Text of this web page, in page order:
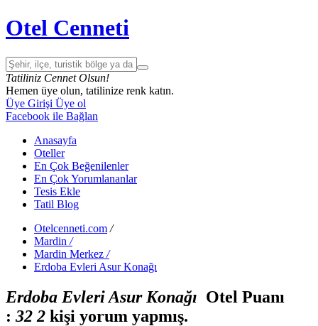
Otel Cenneti
Tatiliniz Cennet Olsun!
Hemen üye olun, tatilinize renk katın.
Üye Girişi Üye ol
Facebook ile Bağlan
Anasayfa
Oteller
En Çok Beğenilenler
En Çok Yorumlananlar
Tesis Ekle
Tatil Blog
Otelcenneti.com /
Mardin /
Mardin Merkez /
Erdoba Evleri Asur Konağı
Erdoba Evleri Asur Konağı Otel Puanı
: 32 2 kişi yorum yapmış.